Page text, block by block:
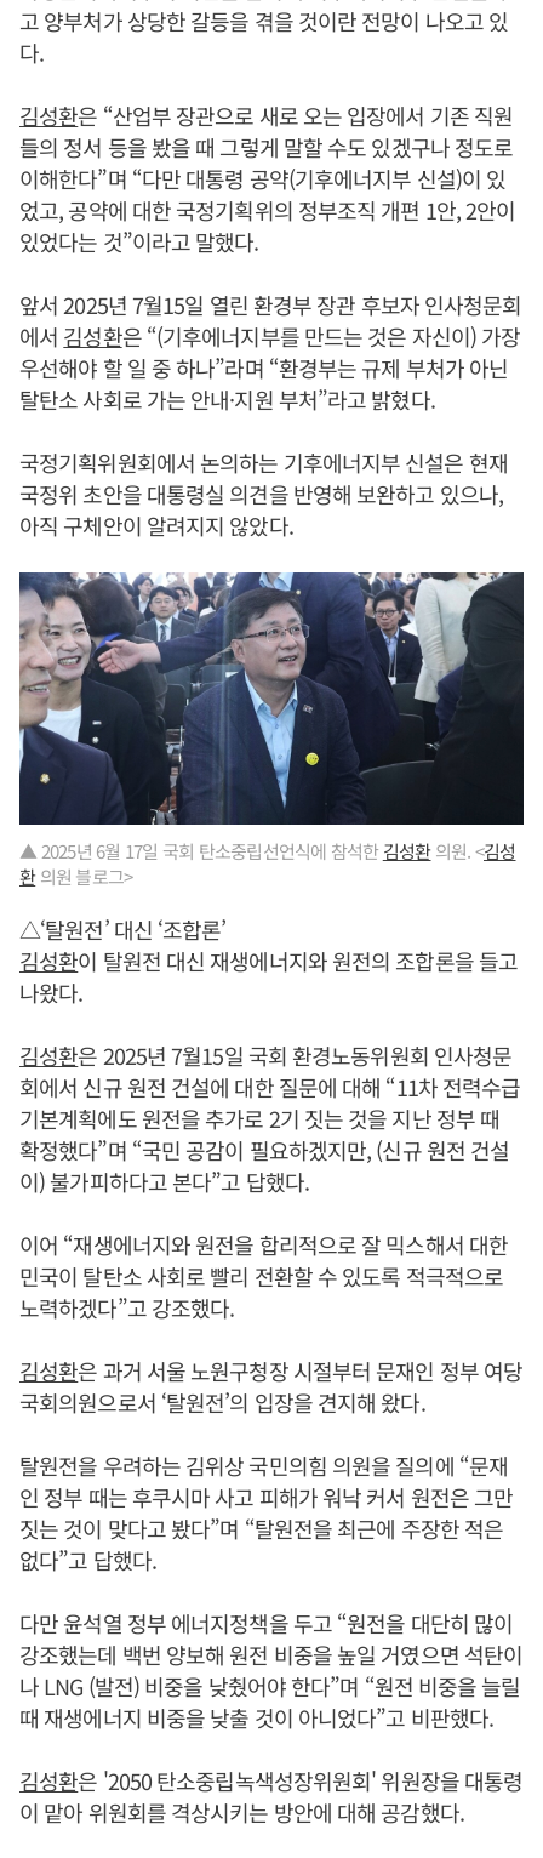
고 양부처가 상당한 갈등을 겪을 것이란 전망이 나오고 있
다.
김성환은 “산업부 장관으로 새로 오는 입장에서 기존 직원
들의 정서 등을 봤을 때 그렇게 말할 수도 있겠구나 정도로
이해한다”며 “다만 대통령 공약(기후에너지부 신설)이 있
었고, 공약에 대한 국정기획위의 정부조직 개편 1안, 2안이
있었다는 것”이라고 말했다.
앞서 2025년 7월15일 열린 환경부 장관 후보자 인사청문회
에서 김성환은 “(기후에너지부를 만드는 것은 자신이) 가장
우선해야 할 일 중 하나”라며 “환경부는 규제 부처가 아닌
탈탄소 사회로 가는 안내·지원 부처”라고 밝혔다.
국정기획위원회에서 논의하는 기후에너지부 신설은 현재
국정위 초안을 대통령실 의견을 반영해 보완하고 있으나,
아직 구체안이 알려지지 않았다.
▲ 2025년 6월 17일 국회 탄소중립선언식에 참석한김성환의원. <김성
환의원 블로그>
△‘탈원전’ 대신 ‘조합론’
김성환이 탈원전 대신 재생에너지와 원전의 조합론을 들고
나왔다.
김성환은 2025년 7월15일 국회 환경노동위원회 인사청문
회에서 신규 원전 건설에 대한 질문에 대해 “11차 전력수급
기본계획에도 원전을 추가로 2기 짓는 것을 지난 정부 때
확정했다”며 “국민 공감이 필요하겠지만, (신규 원전 건설
이) 불가피하다고 본다”고 답했다.
이어 “재생에너지와 원전을 합리적으로 잘 믹스해서 대한
민국이 탈탄소 사회로 빨리 전환할 수 있도록 적극적으로
노력하겠다”고 강조했다.
김성환은 과거 서울 노원구청장 시절부터 문재인 정부 여당
국회의원으로서 ‘탈원전’의 입장을 견지해 왔다.
탈원전을 우려하는 김위상 국민의힘 의원을 질의에 “문재
인 정부 때는 후쿠시마 사고 피해가 워낙 커서 원전은 그만
짓는 것이 맞다고 봤다”며 “탈원전을 최근에 주장한 적은
없다”고 답했다.
다만 윤석열 정부 에너지정책을 두고 “원전을 대단히 많이
강조했는데 백번 양보해 원전 비중을 높일 거였으면 석탄이
나 LNG (발전) 비중을 낮췄어야 한다”며 “원전 비중을 늘릴
때 재생에너지 비중을 낮출 것이 아니었다”고 비판했다.
김성환은 '2050 탄소중립녹색성장위원회' 위원장을 대통령
이 맡아 위원회를 격상시키는 방안에 대해 공감했다.